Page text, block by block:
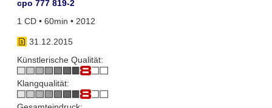
cpo 777 819-2
1 CD • 60min • 2012
31.12.2015
Künstlerische Qualität:
Klangqualität: